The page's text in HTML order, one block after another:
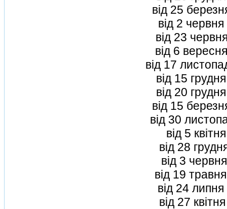
вiд 25
вiд 2
вiд 23
вiд 6
вiд 17
вiд 15
вiд 20
вiд 15
вiд 30
вiд 5
вiд 28
вiд 3
вiд 19
вiд 24
вiд 27